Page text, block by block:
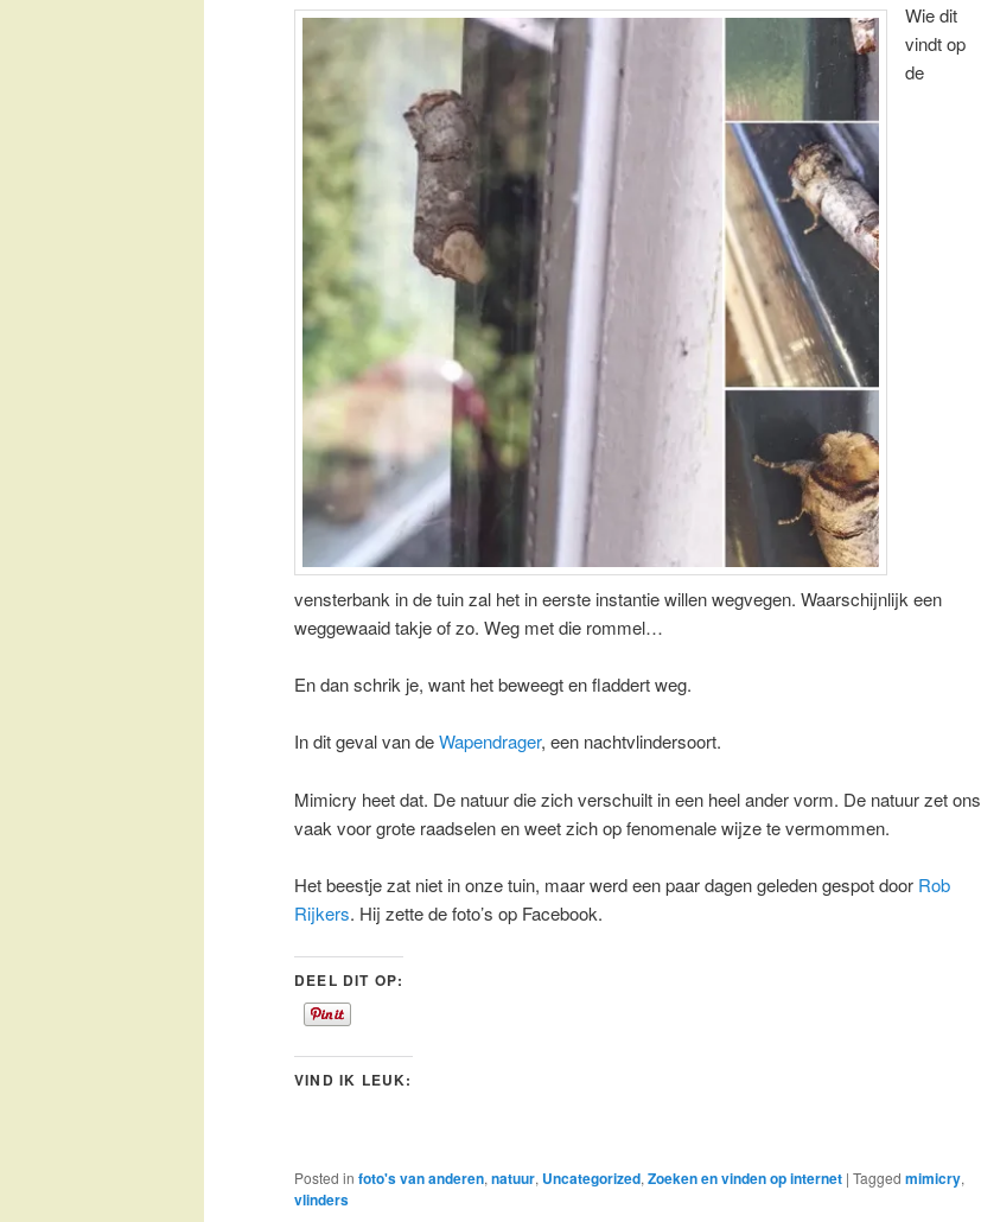
Wie dit
vindt op
de
vensterbank in de tuin zal het in eerste instantie willen wegvegen. Waarschijnlijk een
weggewaaid takje of zo. Weg met die rommel…
En dan schrik je, want het beweegt en fladdert weg.
In dit geval van deWapendrager, een nachtvlindersoort.
Mimicry heet dat. De natuur die zich verschuilt in een heel ander vorm. De natuur zet ons
vaak voor grote raadselen en weet zich op fenomenale wijze te vermommen.
Het beestje zat niet in onze tuin, maar werd een paar dagen geleden gespot door Rob
Rijkers. Hij zette de foto’s op Facebook.
DEEL DIT OP:
VIND IK LEUK:
Posted in foto's van anderen,natuur, Uncategorized,Zoeken en vinden op internet | Tagged mimicry,
vlinders